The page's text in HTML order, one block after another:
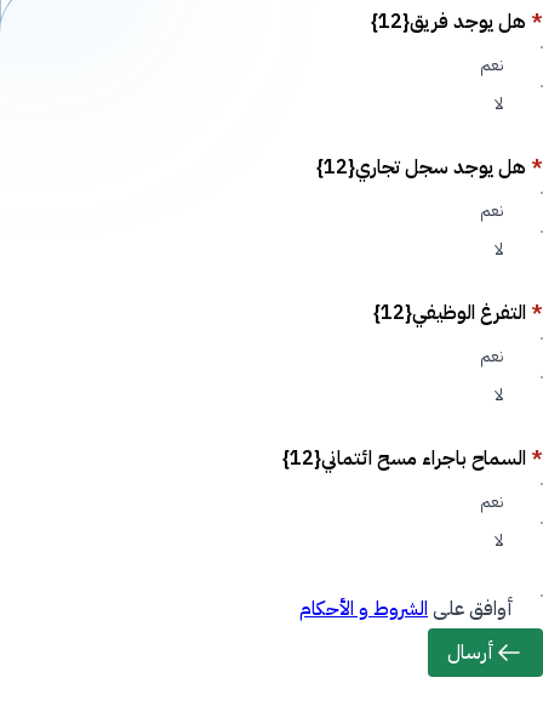
* هل يوجد فريق{12}
نعم
لا
* هل يوجد سجل تجاري{12}
نعم
لا
* التفرغ الوظيفي{12}
نعم
لا
* السماح باجراء مسح ائتماني{12}
نعم
لا
أوافق علىالشروط و الأحكام
أرسال